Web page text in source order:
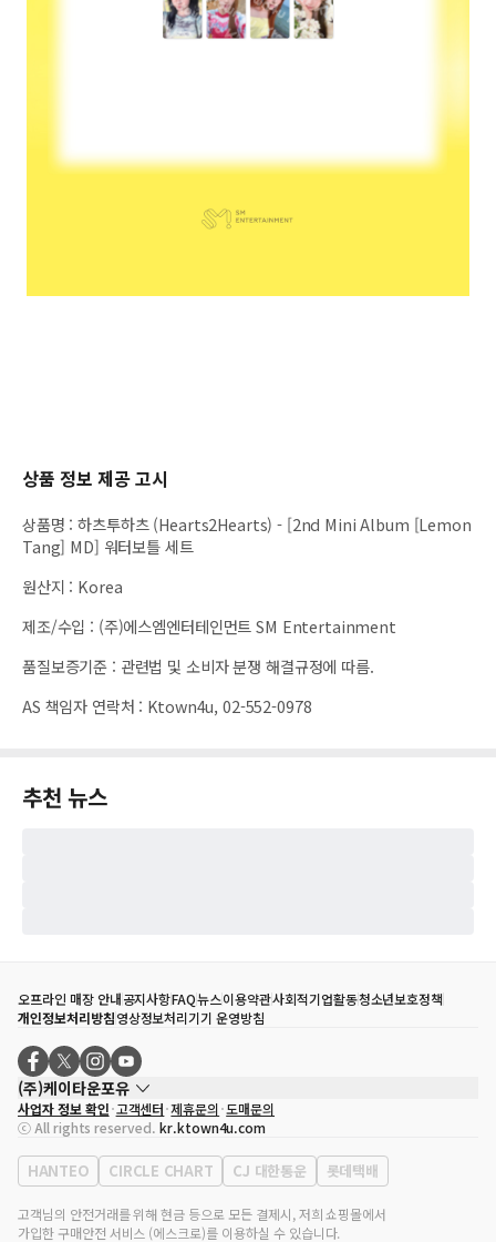
상품 정보 제공 고시
상품명 :하츠투하츠 (Hearts2Hearts) - [2nd Mini Album [Lemon
Tang] MD] 워터보틀 세트
원산지 : Korea
제조/수입 : (주)에스엠엔터테인먼트 SM Entertainment
품질보증기준 : 관련법 및 소비자 분쟁 해결규정에 따름.
AS 책임자 연락처 : Ktown4u, 02-552-0978
추천 뉴스
오프라인 매장 안내공지사항FAQ뉴스이용약관사회적기업활동청소년보호정책
개인정보처리방침영상정보처리기기 운영방침
(주)케이타운포유
대표자
송효민
사업자등록번호
120-87-71116
통신판매업 신고번호 제2011-서울강남-02223
대표전화
02-552-9855
사업자 정보 확인 고객센터 제휴문의 도매문의
ⓒ All rights reserved. kr.ktown4u.com
HANTEO CIRCLE CHART CJ 대한통운 롯데택배
고객님의 안전거래를 위해 현금 등으로 모든 결제시, 저희 쇼핑몰에서
가입한 구매안전 서비스 (에스크로)를 이용하실 수 있습니다.